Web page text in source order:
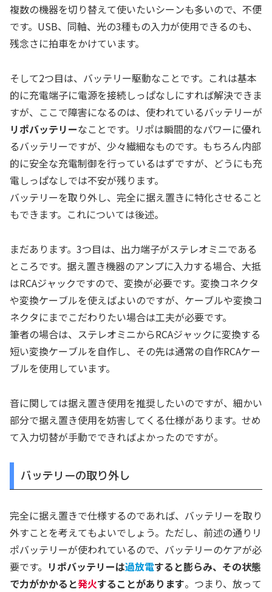
複数の機器を切り替えて使いたいシーンも多いので、不便
です。USB、同軸、光の3種もの入力が使用できるのも、
残念さに拍車をかけています。
そして2つ目は、バッテリー駆動なことです。これは基本
的に充電端子に電源を接続しっぱなしにすれば解決できま
すが、ここで障害になるのは、使われているバッテリーが
リポバッテリーなことです。リポは瞬間的なパワーに優れ
るバッテリーですが、少々繊細なものです。もちろん内部
的に安全な充電制御を行っているはずですが、どうにも充
電しっぱなしでは不安が残ります。
バッテリーを取り外し、完全に据え置きに特化させること
もできます。これについては後述。
まだあります。3つ目は、出力端子がステレオミニである
ところです。据え置き機器のアンプに入力する場合、大抵
はRCAジャックですので、変換が必要です。変換コネクタ
や変換ケーブルを使えばよいのですが、ケーブルや変換コ
ネクタにまでこだわりたい場合は工夫が必要です。
筆者の場合は、ステレオミニからRCAジャックに変換する
短い変換ケーブルを自作し、その先は通常の自作RCAケー
ブルを使用しています。
音に関しては据え置き使用を推奨したいのですが、細かい
部分で据え置き使用を妨害してくる仕様があります。せめ
て入力切替が手動でできればよかったのですが。
バッテリーの取り外し
完全に据え置きで仕様するのであれば、バッテリーを取り
外すことを考えてもよいでしょう。ただし、前述の通りリ
ポバッテリーが使われているので、バッテリーのケアが必
要です。 リポバッテリーは過放電すると膨らみ、その状態
で力がかかると発火することがあります。つまり、放って